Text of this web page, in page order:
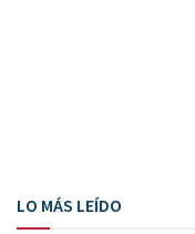
LO MÁS LEÍDO